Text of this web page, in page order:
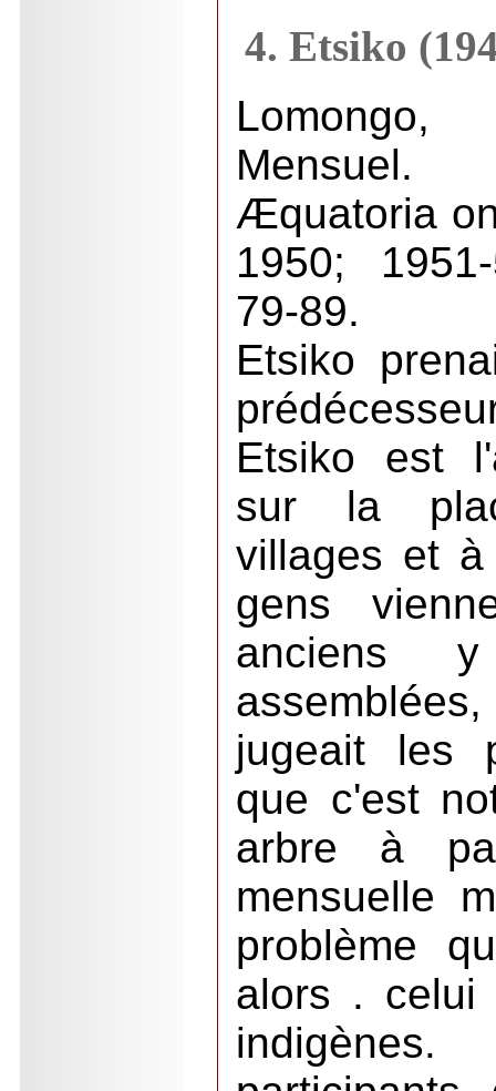
4. Etsiko
Lomongo,
Æquatoria
1950;
79-89.
Etsiko
Etsiko est
sur la
villages et
gens
anciens
jugeait les
que c'est
arbre à
mensuelle
problème
alors . celui